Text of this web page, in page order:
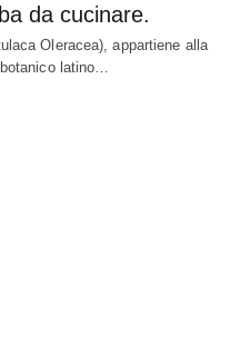
da cucinare.
Oleracea), appartiene alla
latino…